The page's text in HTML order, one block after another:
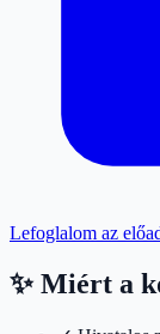
Lefoglalom az
✨ Miért a